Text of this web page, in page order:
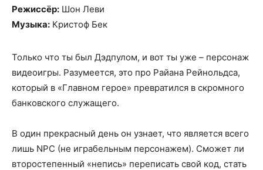
Режиссёр: Шон Леви
Музыка: Кристоф Бек
Только что ты был Дэдпулом, и вот ты уже – персонаж
видеоигры. Разумеется, это про Райана Рейнольдса,
который в «Главном герое» превратился в скромного
банковского служащего.
В один прекрасный день он узнает, что является всего
лишь NPC (не играбельным персонажем). Сможет ли
второстепенный «непись» переписать свой код, стать